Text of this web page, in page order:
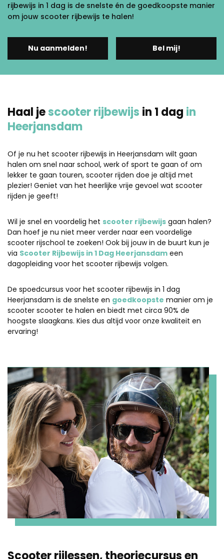
rijbewijs in 1 dag is de snelste én de goedkoopste manier
om jouw scooter rijbewijs te halen!
Nu aanmelden! Bel mij!
Haal jescooter rijbewijs in 1 dag in
Heerjansdam
Of je nu het scooter rijbewijs in Heerjansdam wilt gaan
halen om snel naar school, werk of sport te gaan of om
lekker te gaan touren, scooter rijden doe je altijd met
plezier! Geniet van het heerlijke vrije gevoel wat scooter
rijden je geeft!
Wil je snel en voordelig het scooter rijbewijs gaan halen?
Dan hoef je nu niet meer verder naar een voordelige
scooter rijschool te zoeken! Ook bij jouw in de buurt kun je
via Scooter Rijbewijs in 1 Dag Heerjansdam een
dagopleiding voor het scooter rijbewijs volgen.
De spoedcursus voor het scooter rijbewijs in 1 dag
Heerjansdam is de snelste en goedkoopste manier om je
scooter scooter te halen en biedt met circa 90% de
hoogste slaagkans. Kies dus altijd voor onze kwaliteit en
ervaring!
Scooter rijlessen, theoriecursus en